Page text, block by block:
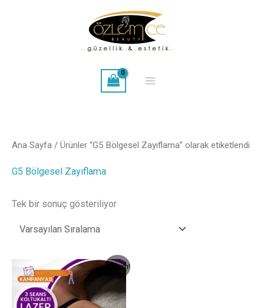
Ana Sayfa / Ürünler “G5 Bölgesel Zayıflama” olarak etiketlendi
G5 Bölgesel Zayıflama
Tek bir sonuç gösteriliyor
İndirim!
Orijinal
fiyat:
1.400,00 ₺.
Şu
andaki
850,00 ₺.